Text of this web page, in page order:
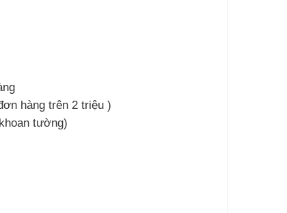
hàng trên 2 triệu )
tường)